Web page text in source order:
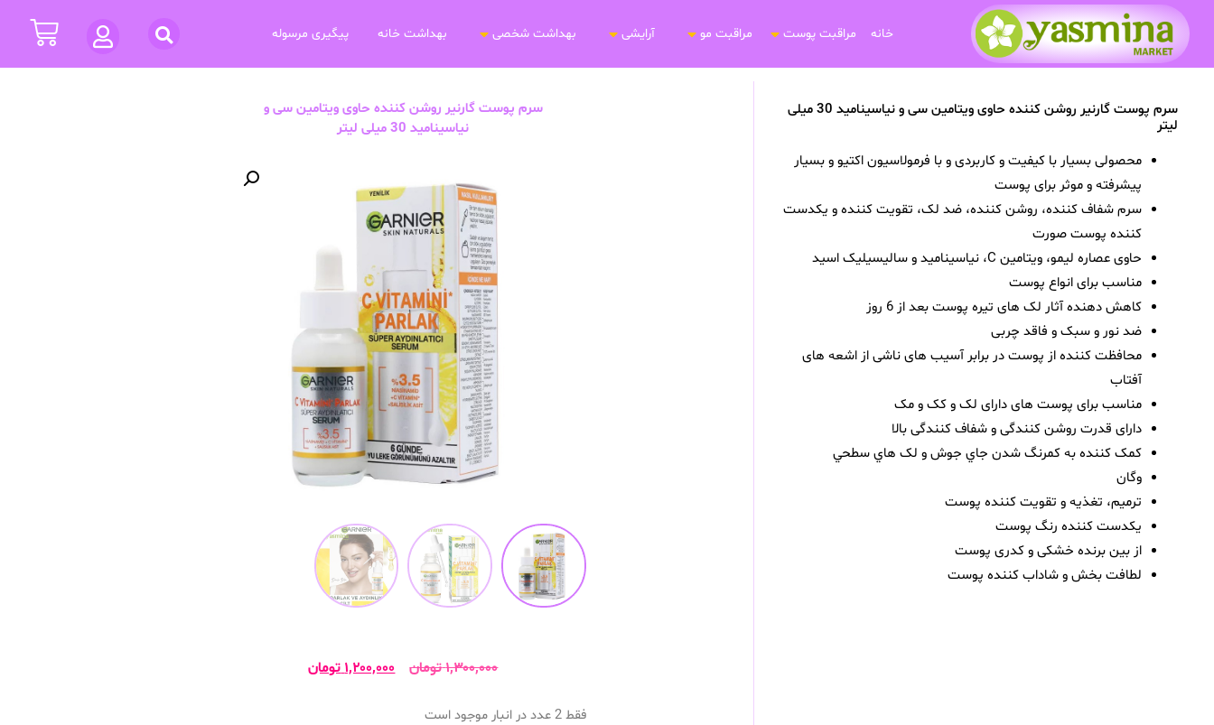
خانه مراقبت پوست مراقبت مو آرایشی بهداشت شخصی بهداشت خانه پیگیری مرسوله
سرم پوست گارنیر روشن کننده حاوی ویتامین سی و نیاسینامید 30 میلی
لیتر
محصولی بسیار با کیفیت و کاربردی و با فرمولاسیون اکتیو و بسیار
پیشرفته و موثر برای پوست
سرم شفاف کننده، روشن کننده، ضد لک، تقویت کننده و یکدست
کننده پوست صورت
حاوی عصاره لیمو، ویتامین C، نیاسینامید و سالیسیلیک اسید
مناسب برای انواع پوست
کاهش دهنده آثار لک های تیره پوست بعد از 6 روز
ضد نور و سبک و فاقد چربی
محافظت کننده از پوست در برابر آسیب های ناشی از اشعه های
آفتاب
مناسب برای پوست های دارای لک و کک و مک
دارای قدرت روشن کنندگی و شفاف کنندگی بالا
کمک کننده به کمرنگ شدن جاي جوش و لک هاي سطحي
وگان
ترمیم، تغذیه و تقویت کننده پوست
یکدست کننده رنگ پوست
از بین برنده خشکی و کدری پوست
لطافت بخش و شاداب کننده پوست
سرم پوست گارنیر روشن کننده حاوی ویتامین سی و
نیاسینامید 30 میلی لیتر
۱,۳۰۰,۰۰۰تومان ۱,۲۰۰,۰۰۰تومان
فقط 2 عدد در انبار موجود است